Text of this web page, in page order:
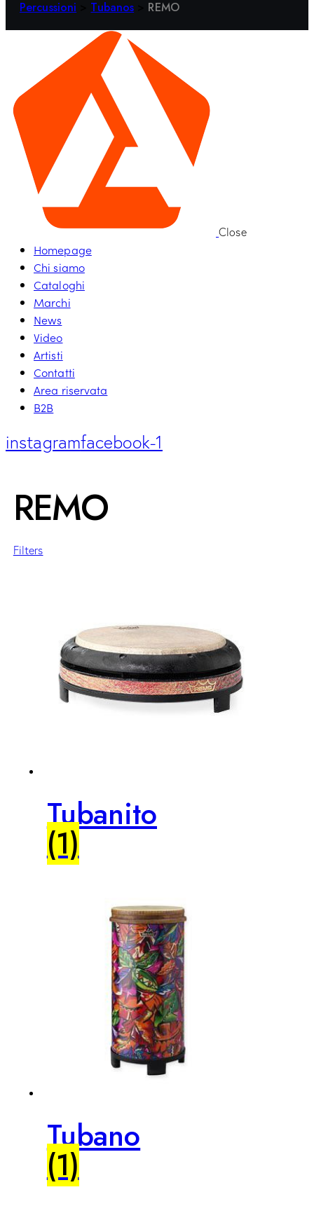
Percussioni Tubanos REMO
Close
Homepage
Chi siamo
Cataloghi
Marchi
News
Video
Artisti
Contatti
Area riservata
B2B
instagramfacebook-1
REMO
Filters
Tubanito
(1)
Tubano
(1)